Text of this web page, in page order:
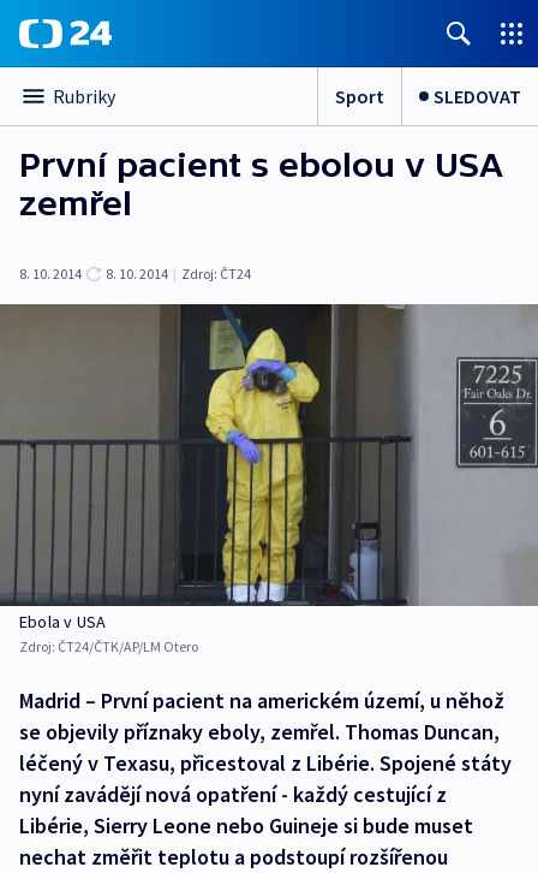
Rubriky Sport SLEDOVAT
První pacient s ebolou v USA
zemřel
8. 10. 2014 8. 10. 2014 | Zdroj: ČT24
Ebola v USA
Zdroj: ČT24/ČTK/AP/LM Otero
Madrid – První pacient na americkém území, u něhož
se objevily příznaky eboly, zemřel. Thomas Duncan,
léčený v Texasu, přicestoval z Libérie. Spojené státy
nyní zavádějí nová opatření - každý cestující z
Libérie, Sierry Leone nebo Guineje si bude muset
nechat změřit teplotu a podstoupí rozšířenou